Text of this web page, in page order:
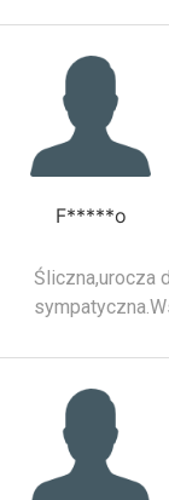
F*****o
Śliczna,urocza